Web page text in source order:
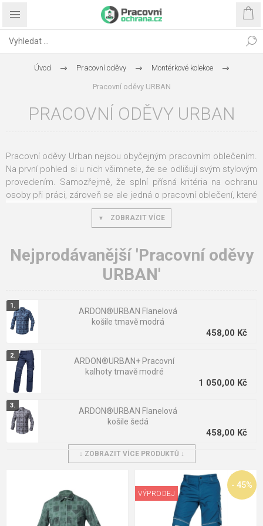
Úvod Pracovní oděvy Montérkové kolekce
Pracovní oděvy URBAN
PRACOVNÍ ODĚVY URBAN
Pracovní oděvy Urban nejsou obyčejným pracovním oblečením.
Na první pohled si u nich všimnete, že se odlišují svým stylovým
provedením. Samozřejmě, že splní přísná kritéria na ochranu
osoby při práci, zároveň se ale jedná o pracovní oblečení, které
můžete klidně nosit při různých volnočasových aktivitách. A
právě to bylo cílem výrobce. Tohle jsou „hadry“, které vám
Pracovní šortky, nebo třeba montérkové blůzy z kolekce
pracovních oděvů Urban mají originální vzhled a vyznačují se
vysokou kvalitou materiálů. Možná vám budou spíše připomínat
oděvy Urban totiž disponují podobnými vlastnostmi, co se týká
funkčnosti. Ocení je hlavně lidé, co pracují nejčastěji venku a
v různých klimatických podmínkách.
ZOBRAZIT VÍCE
Nejprodávanější 'Pracovní oděvy
URBAN'
ARDON®URBAN Flanelová
košile tmavě modrá
458,00 Kč
ARDON®URBAN+ Pracovní
kalhoty tmavě modré
1 050,00 Kč
ARDON®URBAN Flanelová
košile šedá
458,00 Kč
ARDON URBAN Pracovní kalhoty
394,00 Kč
ARDON®URBAN Flanelová
↓ ZOBRAZIT VÍCE PRODUKTŮ ↓
- 45%
VÝPRODEJ